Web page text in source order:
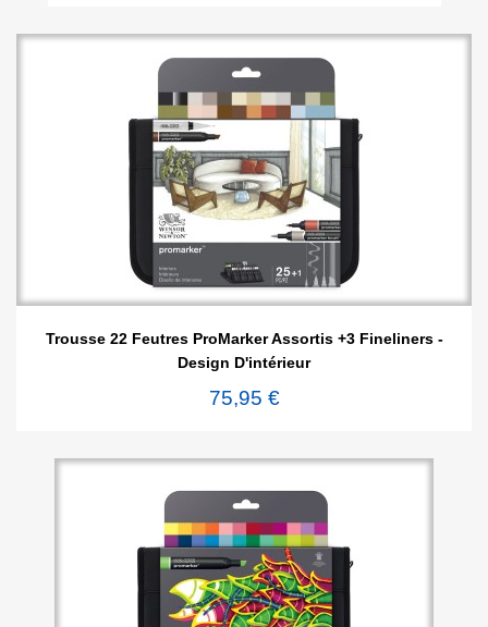
Trousse 22 Feutres ProMarker Assortis +3 Fineliners -
Design D'intérieur
75,95 €